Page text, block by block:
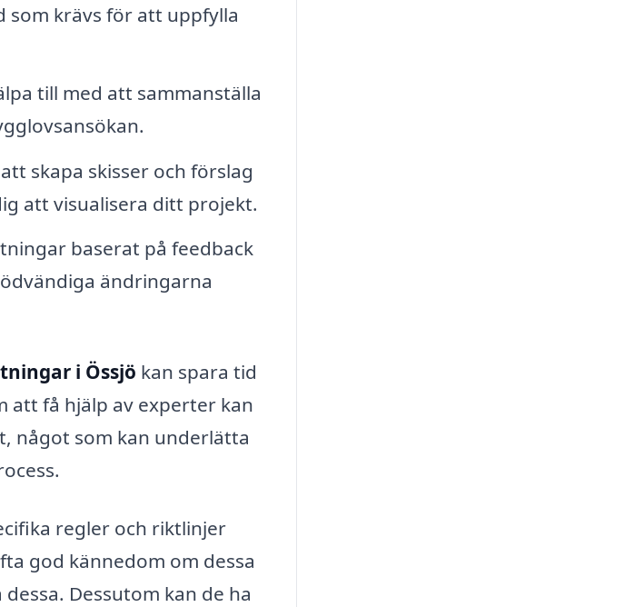
som krävs för att uppfylla
till med att sammanställa
skapa skisser och förslag
att visualisera ditt projekt.
baserat på feedback
ändringarna
i Össjö kan spara tid
att få hjälp av experter kan
något som kan underlätta
regler och riktlinjer
god kännedom om dessa
Dessutom kan de ha